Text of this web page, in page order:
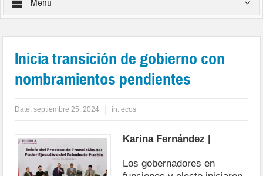
Menu
Inicia transición de gobierno con
nombramientos pendientes
Date:septiembre 25, 2024 in:ecos
Karina Fernández |
Los gobernadores en